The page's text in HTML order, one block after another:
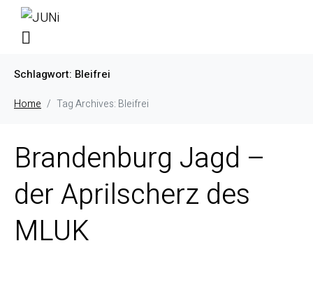
Schlagwort: Bleifrei
Home Tag Archives: Bleifrei
Brandenburg Jagd –
der Aprilscherz des
MLUK